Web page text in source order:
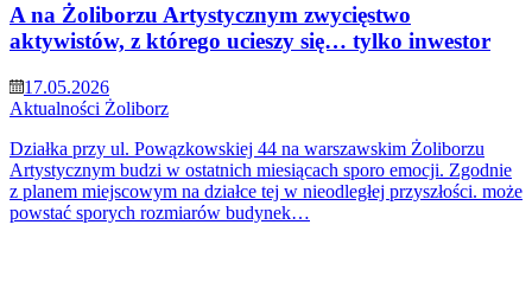
A na Żoliborzu Artystycznym zwycięstwo
aktywistów, z którego ucieszy się… tylko inwestor
17.05.2026
Aktualności Żoliborz
Działka przy ul. Powązkowskiej 44 na warszawskim Żoliborzu
Artystycznym budzi w ostatnich miesiącach sporo emocji. Zgodnie
z planem miejscowym na działce tej w nieodległej przyszłości. może
powstać sporych rozmiarów budynek…